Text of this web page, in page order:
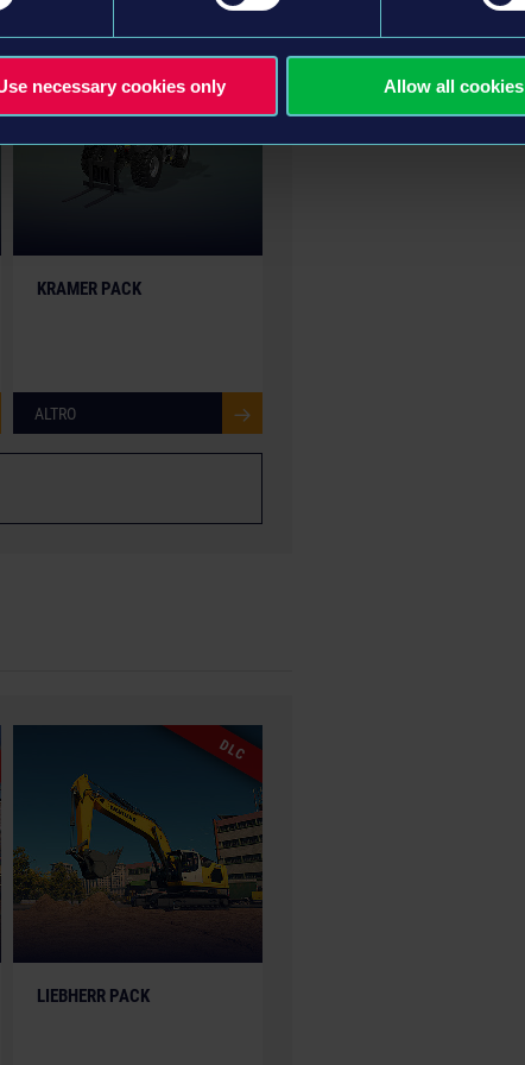
necessary cookies only Allow all cookies
DLC
KRAMER PACK
ALTRO
DLC
LIEBHERR PACK